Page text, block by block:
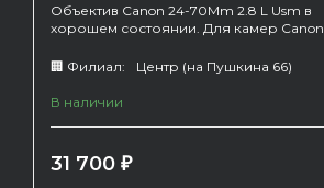
Объектив Canon 24-70Mm 2.8 L Usm в
хорошем состоянии. Для камер Canon
🏢 Филиал: Центр (на Пушкина 66)
В наличии
31 700 ₽